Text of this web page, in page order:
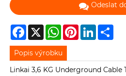
Odeslat
Facebook
X WhatsAppPinterestLinkedIn
Popis výrobku
Linkai 3,6 KG Underground Cable